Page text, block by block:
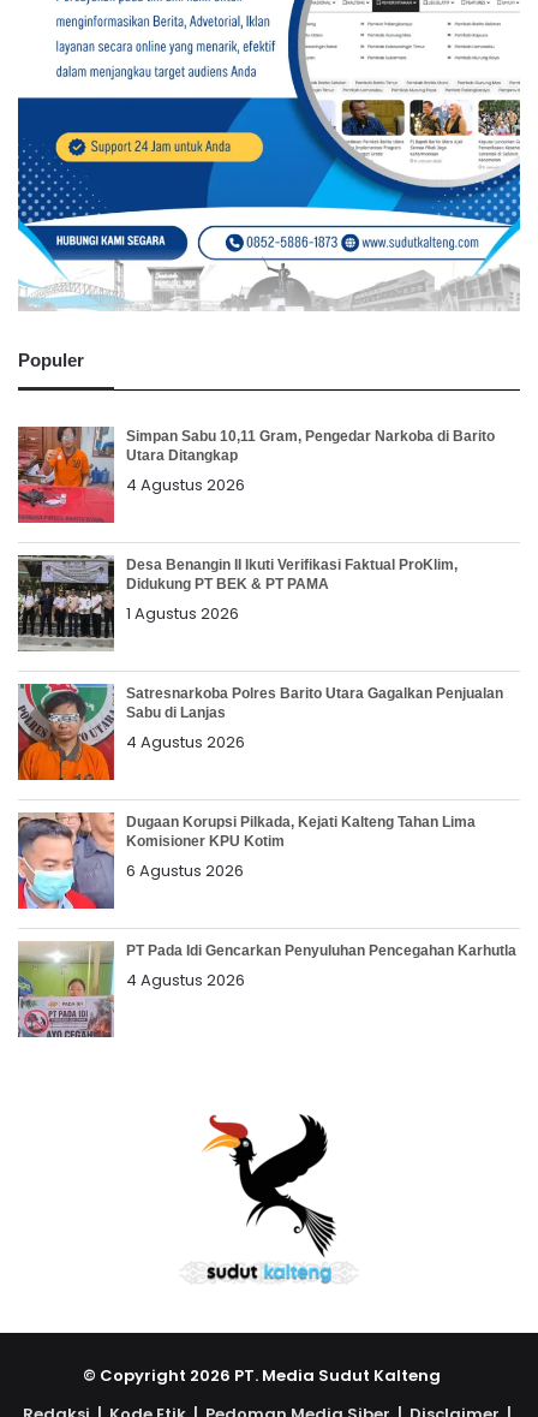
Populer
Simpan Sabu 10,11 Gram, Pengedar Narkoba di Barito
Utara Ditangkap
4 Agustus 2026
Desa Benangin II Ikuti Verifikasi Faktual ProKlim,
Didukung PT BEK & PT PAMA
1 Agustus 2026
Satresnarkoba Polres Barito Utara Gagalkan Penjualan
Sabu di Lanjas
4 Agustus 2026
Dugaan Korupsi Pilkada, Kejati Kalteng Tahan Lima
Komisioner KPU Kotim
6 Agustus 2026
PT Pada Idi Gencarkan Penyuluhan Pencegahan Karhutla
4 Agustus 2026
© Copyright 2026 PT. Media Sudut Kalteng